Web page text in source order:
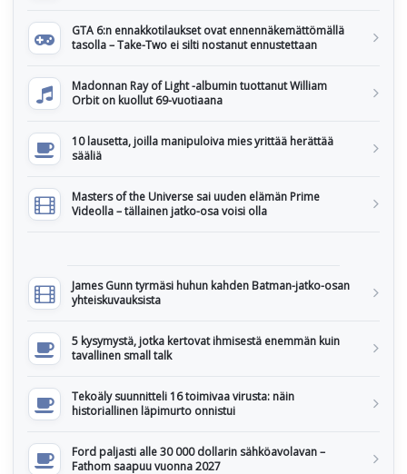
GTA 6:n ennakkotilaukset ovat ennennäkemättömällä
tasolla – Take-Two ei silti nostanut ennustettaan
Madonnan Ray of Light -albumin tuottanut William
Orbit on kuollut 69-vuotiaana
10 lausetta, joilla manipuloiva mies yrittää herättää
sääliä
Masters of the Universe sai uuden elämän Prime
Videolla – tällainen jatko-osa voisi olla
James Gunn tyrmäsi huhun kahden Batman-jatko-osan
yhteiskuvauksista
5 kysymystä, jotka kertovat ihmisestä enemmän kuin
tavallinen small talk
Tekoäly suunnitteli 16 toimivaa virusta: näin
historiallinen läpimurto onnistui
Ford paljasti alle 30 000 dollarin sähköavolavan –
Fathom saapuu vuonna 2027